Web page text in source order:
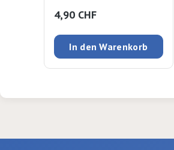
ca. 18cm hoch
Regulärer Preis:
4,90 CHF
In den Warenkorb